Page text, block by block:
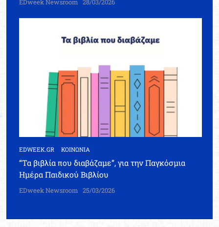
EDweek Newsroom 28/03/2026
EDWEEK.GR ΚΟΙΝΩΝΙΑ
“Τα βιβλία που διαβάζαμε”, για την Παγκόσμια
Ημέρα Παιδικού Βιβλίου
EDweek Newsroom 25/03/2026